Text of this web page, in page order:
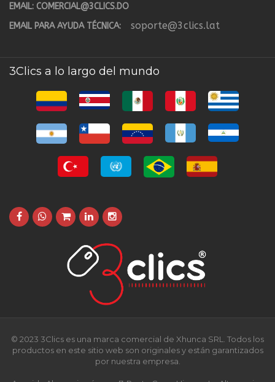
EMAIL: COMERCIAL@3CLICS.DO
EMAIL PARA AYUDA TÉCNICA:
soporte@3clics.lat
3Clics a lo largo del mundo
© 2023 3Clics es una marca comercial de Xhunca SRL. Todos los
productos en este sitio web son originales y están garantizados
por nuestra empresa.